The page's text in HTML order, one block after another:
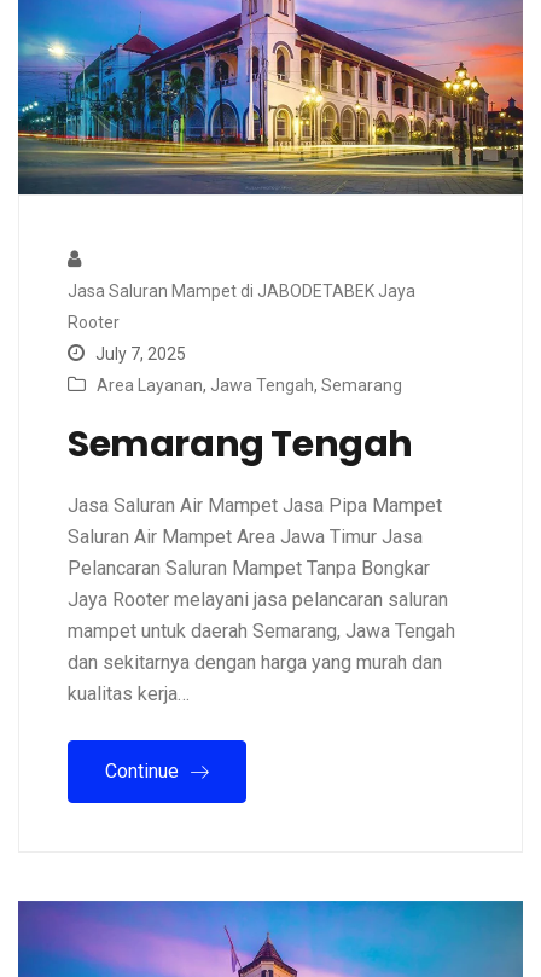
Jasa Saluran Mampet di JABODETABEK Jaya
Rooter
July 7, 2025
Area Layanan, Jawa Tengah, Semarang
Semarang Tengah
Jasa Saluran Air Mampet Jasa Pipa Mampet
Saluran Air Mampet Area Jawa Timur Jasa
Pelancaran Saluran Mampet Tanpa Bongkar
Jaya Rooter melayani jasa pelancaran saluran
mampet untuk daerah Semarang, Jawa Tengah
dan sekitarnya dengan harga yang murah dan
kualitas kerja…
Continue